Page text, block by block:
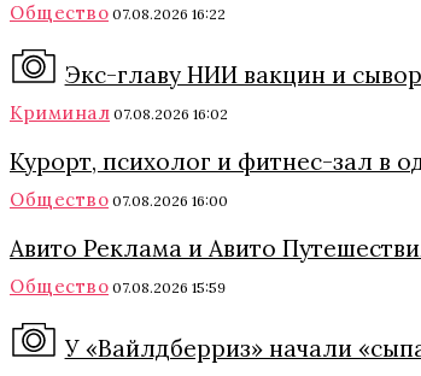
Общество 07.08.2026 16:22
Экс-главу НИИ вакцин и
Криминал 07.08.2026 16:02
Курорт, психолог и фитнес-зал в
Общество 07.08.2026 16:00
Авито Реклама и Авито
Общество 07.08.2026 15:59
У «Вайлдберриз» начали